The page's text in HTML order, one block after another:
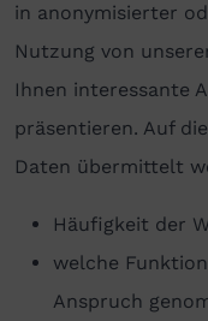
in anonymisierter
Nutzung von
Ihnen interessante
präsentieren. Auf
Daten übermittelt
Häufigkeit der
welche
Anspruch